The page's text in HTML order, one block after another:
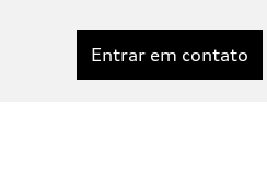
Entrar em contato